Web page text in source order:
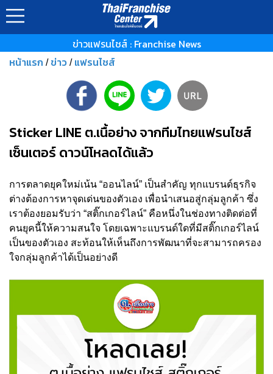
ข่าวแฟรนไชส์ : Franchise News
หน้าแรก / ข่าว / แฟรนไชส์
Sticker LINE ต.เนื้อย่าง จากทีมไทยแฟรนไชส์
เซ็นเตอร์ ดาวน์โหลดได้แล้ว
การตลาดยุคใหม่เน้น “ออนไลน์” เป็นสำคัญ ทุกแบรนด์ธุรกิจ
ต่างต้องการหาจุดเด่นของตัวเอง เพื่อนำเสนอสู่กลุ่มลูกค้า ซึ่ง
เราต้องยอมรับว่า “สติ๊กเกอร์ไลน์” คือหนึ่งในช่องทางติดต่อที่
คนยุคนี้ให้ความสนใจ โดยเฉพาะแบรนด์ใดที่มีสติ๊กเกอร์ไลน์
เป็นของตัวเอง สะท้อนให้เห็นถึงการพัฒนาที่จะสามารถครอง
ใจกลุ่มลูกค้าได้เป็นอย่างดี